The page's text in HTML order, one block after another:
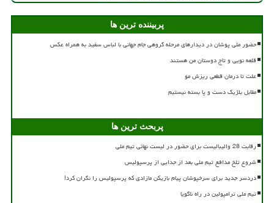
پربیننده ترین ها
حضور ملی پوشان در دیدارهای مرحله گروهی جام جهانی با لباس سفید به همراه عکس
قلعه نویی و تاج دوستان من هستند
علت تا درمان قطعی ریزش مو
مقابل بلژیک دست و پا بسته نیستیم
پربحث ترین ها
رقابت 28 والیبالیست برای حضور در لیست نهائی تیم ملی
شروع تلخ مدافع تیم ملی بعد از جدایی از پرسپولیس
دردسر جدید برای سرخپوشان پیام بازیکن مازادی که پرسپولیس را نگران کرد!
تیم ملی ترامپولین در راه ناگویا